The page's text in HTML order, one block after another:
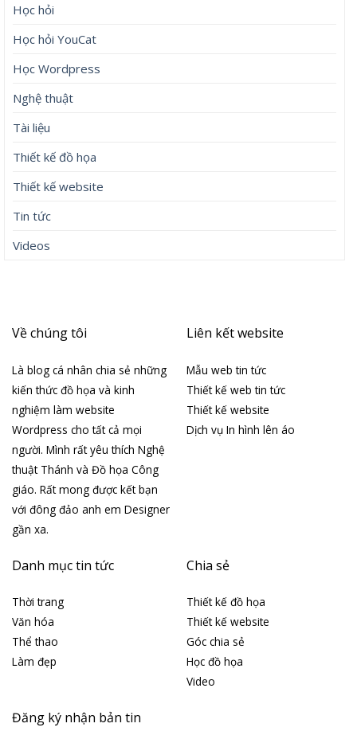
Học hỏi
Học hỏi YouCat
Học Wordpress
Nghệ thuật
Tài liệu
Thiết kế đồ họa
Thiết kế website
Tin tức
Videos
Về chúng tôi
Là blog cá nhân chia sẻ những
kiến thức đồ họa và kinh
nghiệm làm website
Wordpress cho tất cả mọi
người. Mình rất yêu thích Nghệ
thuật Thánh và Đồ họa Công
giáo. Rất mong được kết bạn
với đông đảo anh em Designer
gần xa.
Liên kết website
Mẫu web tin tức
Thiết kế web tin tức
Thiết kế website
Dịch vụ In hình lên áo
Danh mục tin tức
Thời trang
Văn hóa
Thể thao
Làm đẹp
Chia sẻ
Thiết kế đồ họa
Thiết kế website
Góc chia sẻ
Học đồ họa
Video
Đăng ký nhận bản tin